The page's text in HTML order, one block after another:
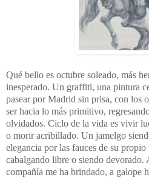
Qué bello es octubre soleado, más
inesperado. Un graffiti, una pintura
pasear por Madrid sin prisa, con los
ser hacia lo más primitivo,
olvidados. Ciclo de la vida es vivir
o morir acribillado. Un jamelgo
elegancia por las fauces de su
cabalgando libre o siendo devorado.
compañía me ha brindado, a galope